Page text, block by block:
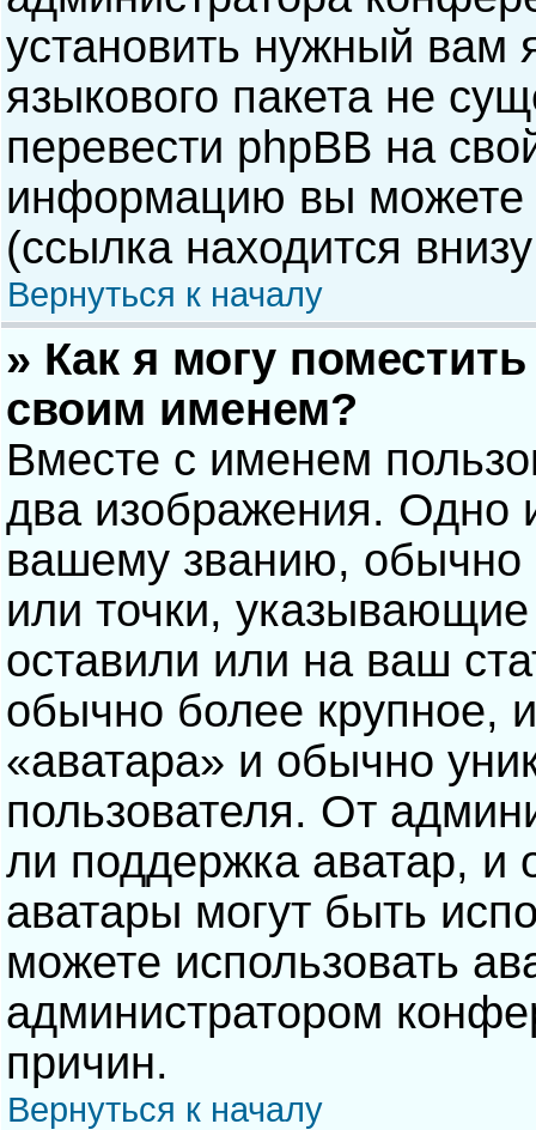
установить нужный вам
языкового пакета не
перевести phpBB на
информацию вы можете
(ссылка находится
Вернуться к началу
» Как я могу
своим именем?
Вместе с именем
два изображения. Одно
вашему званию, обычно
или точки,
оставили или на ваш
обычно более крупное,
«аватара» и обычно
пользователя. От
ли поддержка аватар, и
аватары могут быть
можете использовать
администратором
причин.
Вернуться к началу